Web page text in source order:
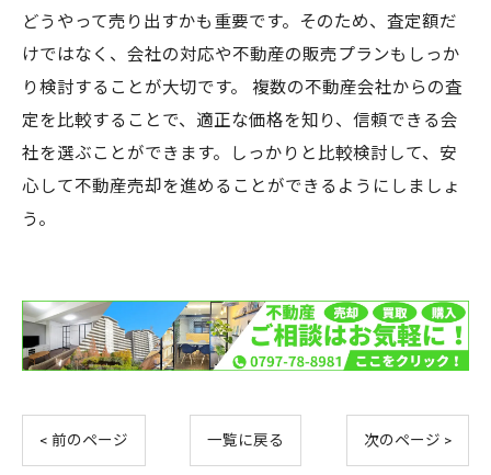
どうやって売り出すかも重要です。そのため、査定額だ
けではなく、会社の対応や不動産の販売プランもしっか
り検討することが大切です。 複数の不動産会社からの査
定を比較することで、適正な価格を知り、信頼できる会
社を選ぶことができます。しっかりと比較検討して、安
心して不動産売却を進めることができるようにしましょ
う。
< 前のページ 一覧に戻る 次のページ >